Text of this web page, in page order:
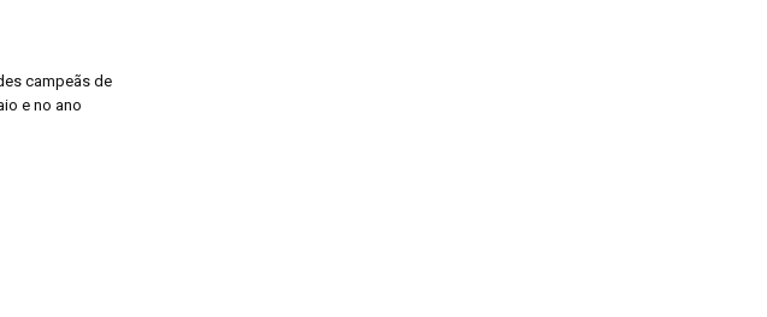
campeãs de
e no ano